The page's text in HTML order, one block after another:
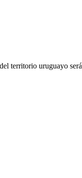
territorio uruguayo